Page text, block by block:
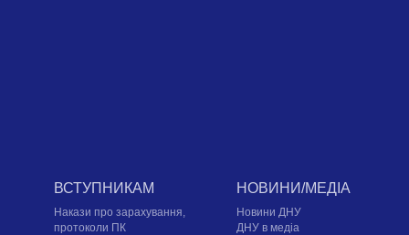
ВСТУПНИКАМ
Накази про зарахування,
протоколи ПК
НОВИНИ/МЕДІА
Новини ДНУ
ДНУ в медіа